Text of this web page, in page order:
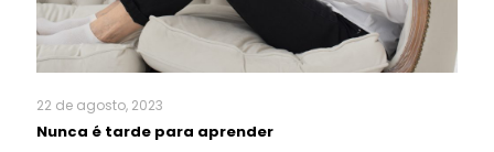
22 de agosto, 2023
Nunca é tarde para aprender